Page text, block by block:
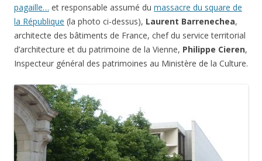
pagaille… et responsable assumé du massacre du square de
la République (la photo ci-dessus), Laurent Barrenechea,
architecte des bâtiments de France, chef du service territorial
d’architecture et du patrimoine de la Vienne, Philippe Cieren,
Inspecteur général des patrimoines au Ministère de la Culture.